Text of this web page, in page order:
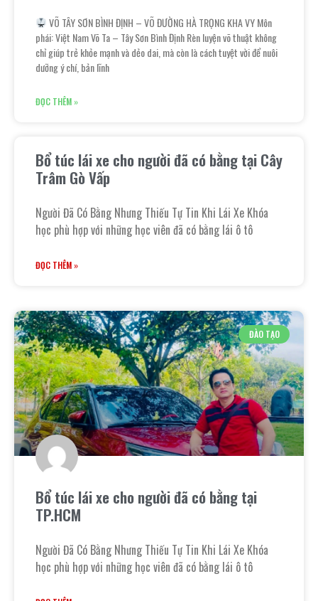
VÕ TÂY SƠN BÌNH ĐỊNH – VÕ ĐƯỜNG HÀ TRỌNG KHA VY Môn
phái: Việt Nam Võ Ta – Tây Sơn Bình Định Rèn luyện võ thuật không
chỉ giúp trẻ khỏe mạnh và dẻo dai, mà còn là cách tuyệt vời để nuôi
dưỡng ý chí, bản lĩnh
ĐỌC THÊM »
Bổ túc lái xe cho người đã có bằng tại Cây
Trâm Gò Vấp
Người Đã Có Bằng Nhưng Thiếu Tự Tin Khi Lái Xe Khóa
học phù hợp với những học viên đã có bằng lái ô tô
ĐỌC THÊM »
ĐÀO TẠO
Bổ túc lái xe cho người đã có bằng tại
TP.HCM
Người Đã Có Bằng Nhưng Thiếu Tự Tin Khi Lái Xe Khóa
học phù hợp với những học viên đã có bằng lái ô tô